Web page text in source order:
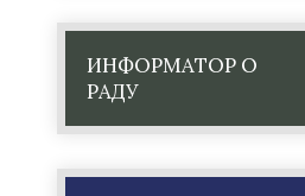
ИНФОРМАТОР О
РАДУ